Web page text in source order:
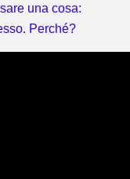
una cosa:
Perché?